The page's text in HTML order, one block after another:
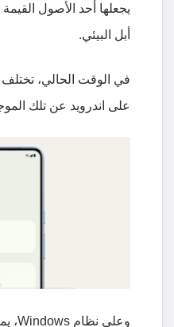
يجعلها أحد الأصول القيمة
أبل البيئي.
في الوقت الحالي، تختلف
على اندرويد عن تلك
وعلى نظام ،